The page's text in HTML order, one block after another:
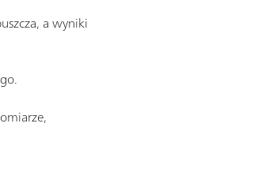
a wyniki